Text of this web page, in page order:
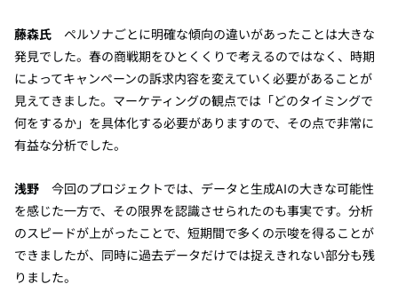
藤森氏 ペルソナごとに明確な傾向の違いがあったことは大きな
発見でした。春の商戦期をひとくくりで考えるのではなく、時期
によってキャンペーンの訴求内容を変えていく必要があることが
見えてきました。マーケティングの観点では「どのタイミングで
何をするか」を具体化する必要がありますので、その点で非常に
有益な分析でした。
浅野 今回のプロジェクトでは、データと生成AIの大きな可能性
を感じた一方で、その限界を認識させられたのも事実です。分析
のスピードが上がったことで、短期間で多くの示唆を得ることが
できましたが、同時に過去データだけでは捉えきれない部分も残
りました。